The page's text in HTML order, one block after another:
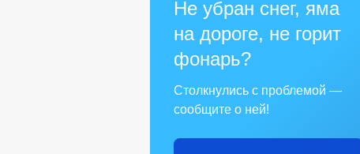
Не убран снег, яма
на дороге, не горит
фонарь?
Столкнулись с проблемой —
сообщите о ней!